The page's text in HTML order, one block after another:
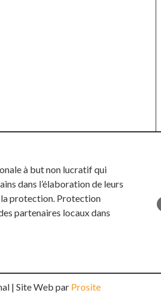
à but non lucratif qui
dans l’élaboration de leurs
protection. Protection
partenaires locaux dans
| Site Web par Prosite